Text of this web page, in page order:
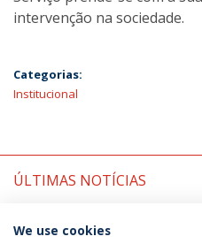
intervenção na sociedade.
Categorias:
Institucional
ÚLTIMAS NOTÍCIAS
PRÓXIMOS EVENTOS
We use cookies